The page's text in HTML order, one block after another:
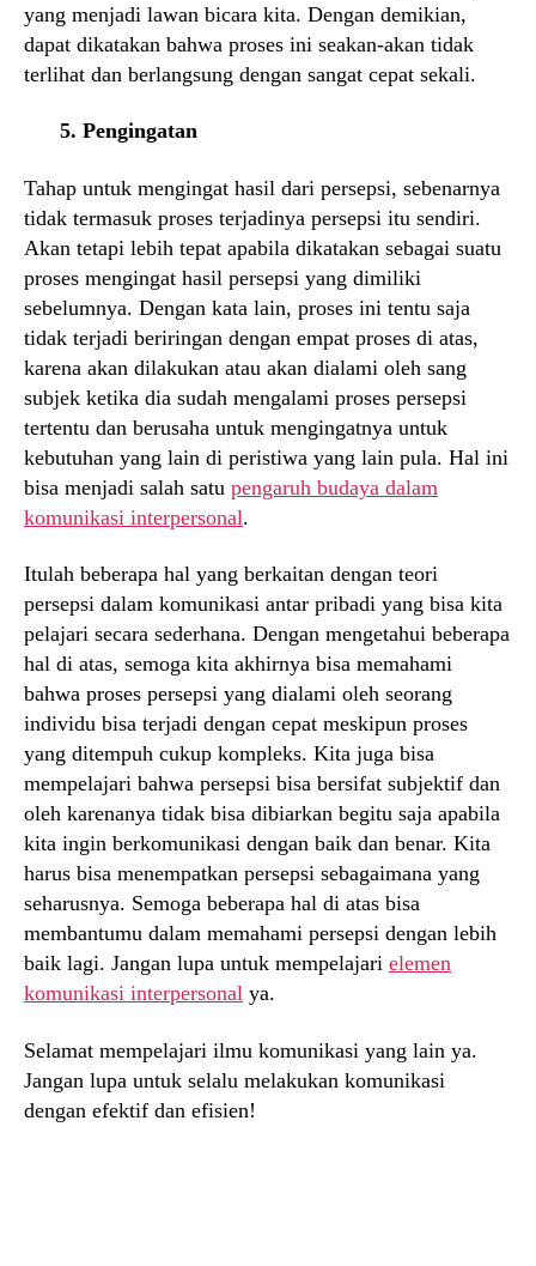
yang menjadi lawan bicara kita. Dengan demikian,
dapat dikatakan bahwa proses ini seakan-akan tidak
terlihat dan berlangsung dengan sangat cepat sekali.
5. Pengingatan
Tahap untuk mengingat hasil dari persepsi, sebenarnya
tidak termasuk proses terjadinya persepsi itu sendiri.
Akan tetapi lebih tepat apabila dikatakan sebagai suatu
proses mengingat hasil persepsi yang dimiliki
sebelumnya. Dengan kata lain, proses ini tentu saja
tidak terjadi beriringan dengan empat proses di atas,
karena akan dilakukan atau akan dialami oleh sang
subjek ketika dia sudah mengalami proses persepsi
tertentu dan berusaha untuk mengingatnya untuk
kebutuhan yang lain di peristiwa yang lain pula. Hal ini
bisa menjadi salah satu pengaruh budaya dalam
komunikasi interpersonal.
Itulah beberapa hal yang berkaitan dengan teori
persepsi dalam komunikasi antar pribadi yang bisa kita
pelajari secara sederhana. Dengan mengetahui beberapa
hal di atas, semoga kita akhirnya bisa memahami
bahwa proses persepsi yang dialami oleh seorang
individu bisa terjadi dengan cepat meskipun proses
yang ditempuh cukup kompleks. Kita juga bisa
mempelajari bahwa persepsi bisa bersifat subjektif dan
oleh karenanya tidak bisa dibiarkan begitu saja apabila
kita ingin berkomunikasi dengan baik dan benar. Kita
harus bisa menempatkan persepsi sebagaimana yang
seharusnya. Semoga beberapa hal di atas bisa
membantumu dalam memahami persepsi dengan lebih
baik lagi. Jangan lupa untuk mempelajari elemen
komunikasi interpersonal ya.
Selamat mempelajari ilmu komunikasi yang lain ya.
Jangan lupa untuk selalu melakukan komunikasi
dengan efektif dan efisien!